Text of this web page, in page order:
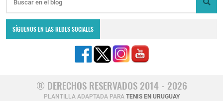
SÍGUENOS EN LAS REDES SOCIALES
® DERECHOS RESERVADOS 2014 - 2026
PLANTILLA ADAPTADA PARA TENIS EN URUGUAY